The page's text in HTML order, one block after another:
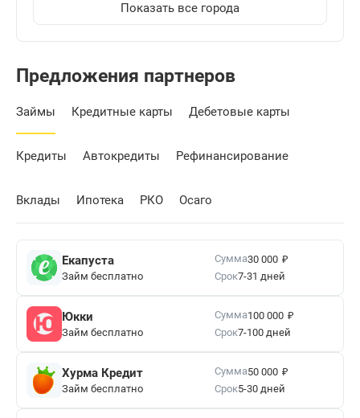
Показать все города
Предложения партнеров
Займы Кредитные карты Дебетовые карты
Кредиты Автокредиты Рефинансирование
Вклады Ипотека РКО Осаго
Екапуста
Займ бесплатно
Сумма30 000 ₽
Срок7-31 дней
Юкки
Займ бесплатно
Сумма100 000 ₽
Срок7-100 дней
Хурма Кредит
Займ бесплатно
Сумма50 000 ₽
Срок5-30 дней